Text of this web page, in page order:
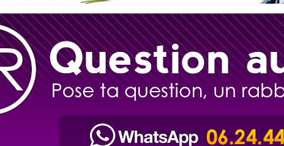
12 nouvelles musiques dans Torah-Box Music
3 personnes viennent de nous rejoindre sur WhatsApp
2 personnes viennent de nous rejoindre sur WhatsApp
3 personnes viennent de nous rejoindre sur WhatsApp
8 personnes viennent de faire un don pour Tsédaka
Nouvelle émission radio : Visions de grandeur n°104 :
4 personnes viennent de nous rejoindre sur WhatsApp